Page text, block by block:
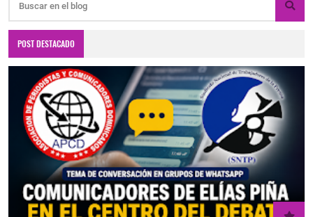
POST DESTACADO